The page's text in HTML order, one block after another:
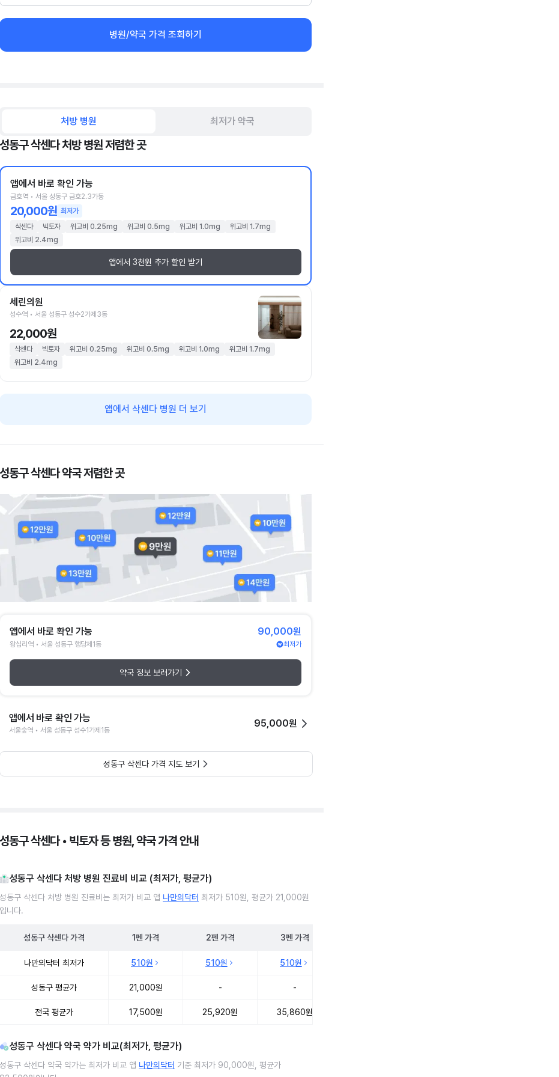
병원/약국 가격 조회하기
처방 병원 최저가 약국
성동구 삭센다 처방 병원 저렴한 곳
앱에서 바로 확인 가능
금호역 • 서울 성동구 금호2.3가동
20,000원 최저가
삭센다
빅토자 위고비 0.25mg 위고비 0.5mg 위고비 1.0mg
위고비 1.7mg
위고비 2.4mg
앱에서 3천원 추가 할인 받기
세린의원
성수역 • 서울 성동구 성수2가제3동
22,000원
삭센다 빅토자 위고비 0.25mg 위고비 0.5mg 위고비 1.0mg
위고비 1.7mg
위고비 2.4mg
앱에서 삭센다 병원 더 보기
성동구 삭센다 약국 저렴한 곳
앱에서 바로 확인 가능
왕십리역 • 서울 성동구 행당제1동
90,000원
최저가
약국 정보 보러가기
앱에서 바로 확인 가능
서울숲역 • 서울 성동구 성수1가제1동
95,000원
성동구 삭센다 가격 지도 보기
성동구 삭센다 • 빅토자 등 병원, 약국 가격 안내
성동구 삭센다 처방 병원 진료비 비교 (최저가, 평균가)
성동구 삭센다 처방 병원 진료비는 최저가 비교 앱 나만의닥터 최저가 510원, 평균가 21,000원
입니다.
성동구 삭센다가격 1펜 가격 2펜 가격 3펜 가격
나만의닥터 최저가 510원 510원 510원
성동구 평균가 21,000원 - -
전국 평균가 17,500원 25,920원 35,860원
성동구 삭센다 약국 약가 비교(최저가, 평균가)
성동구 삭센다 약국 약가는 최저가 비교 앱 나만의닥터 기준 최저가 90,000원, 평균가